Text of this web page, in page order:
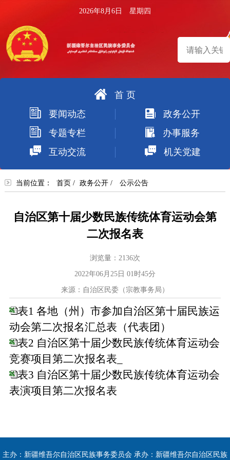
2026年8月6日 星期四
索
首 页
要闻动态
政务公开
专题专栏
办事服务
互动交流
机关党建
当前位置： 首页 / 政务公开/ 公示公告
自治区第十届少数民族传统体育运动会第
二次报名表
浏览量： 2136次
2022年06月25日 01时45分
来源：自治区民委（宗教事务局）
表1 各地（州）市参加自治区第十届民族运
动会第二次报名汇总表（代表团）
表2 自治区第十届少数民族传统体育运动会
竞赛项目第二次报名表_
表3 自治区第十届少数民族传统体育运动会
表演项目第二次报名表
主办：新疆维吾尔自治区民族事务委员会 承办：新疆维吾尔自治区民族